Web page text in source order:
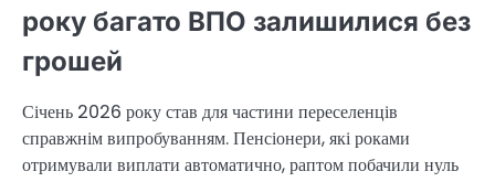
року багато ВПО залишилися без
грошей
Січень 2026 року став для частини переселенців
справжнім випробуванням. Пенсіонери, які роками
отримували виплати автоматично, раптом побачили нуль